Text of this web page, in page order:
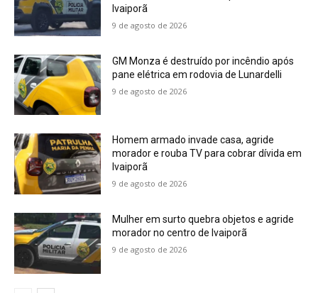
Ivaiporã
9 de agosto de 2026
GM Monza é destruído por incêndio após
pane elétrica em rodovia de Lunardelli
9 de agosto de 2026
Homem armado invade casa, agride
morador e rouba TV para cobrar dívida em
Ivaiporã
9 de agosto de 2026
Mulher em surto quebra objetos e agride
morador no centro de Ivaiporã
9 de agosto de 2026